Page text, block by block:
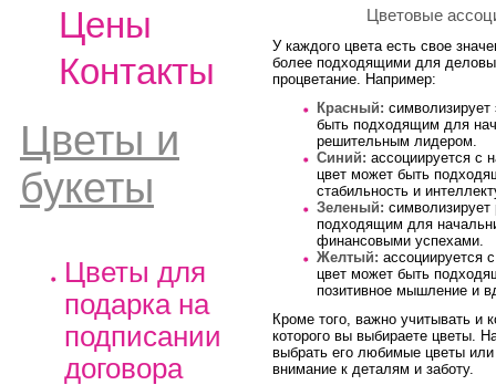
Цены
Контакты
Цветы и
букеты
Цветы для
подарка на
подписании
договора
Цветовые
У каждого цвета есть свое
более подходящими для
процветание. Например:
Красный:
быть подходящим для
решительным лидером.
Синий: ассоциируется с
цвет может быть
стабильность и
Зеленый:
подходящим для
финансовыми успехами.
Желтый: ассоциируется
цвет может быть
позитивное мышление и
Кроме того, важно учитывать и
которого вы выбираете цветы.
выбрать его любимые цветы или
внимание к деталям и заботу.